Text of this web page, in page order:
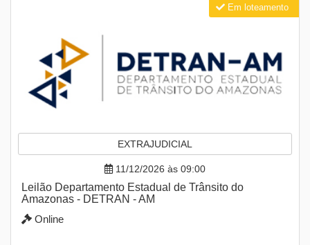
EXTRAJUDICIAL
11/12/2026 às 09:00
Leilão Departamento Estadual de Trânsito do
Amazonas - DETRAN - AM
Online
Em loteamento